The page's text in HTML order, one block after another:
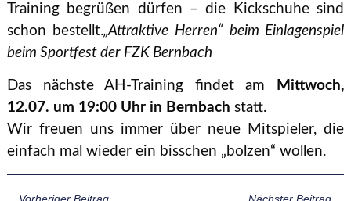
Training begrüßen dürfen – die Kickschuhe sind
schon bestellt.„Attraktive Herren“ beim Einlagenspiel
beim Sportfest der FZK Bernbach
Das nächste AH-Training findet am
Mittwoch,
12.07. um 19:00 Uhr in Bernbach statt.
Wir freuen uns immer über neue Mitspieler, die
einfach mal wieder ein bisschen „bolzen“ wollen.
Vorheriger Beitrag Nächster Beitrag